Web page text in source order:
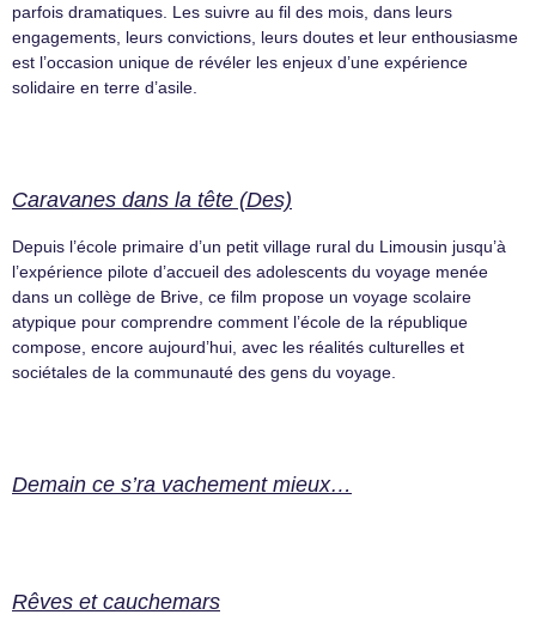
parfois dramatiques. Les suivre au fil des mois, dans leurs
engagements, leurs convictions, leurs doutes et leur enthousiasme
est l’occasion unique de révéler les enjeux d’une expérience
solidaire en terre d’asile.
Caravanes dans la tête (Des)
Depuis l’école primaire d’un petit village rural du Limousin jusqu’à
l’expérience pilote d’accueil des adolescents du voyage menée
dans un collège de Brive, ce film propose un voyage scolaire
atypique pour comprendre comment l’école de la république
compose, encore aujourd’hui, avec les réalités culturelles et
sociétales de la communauté des gens du voyage.
Demain ce s’ra vachement mieux…
Rêves et cauchemars